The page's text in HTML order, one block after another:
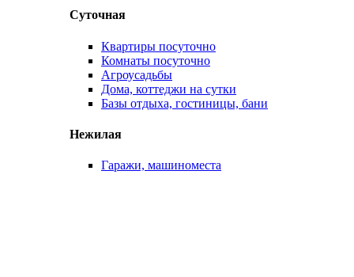
Суточная
Квартиры посуточно
Комнаты посуточно
Агроусадьбы
Дома, коттеджи на сутки
Базы отдыха, гостиницы, бани
Нежилая
Гаражи, машиноместа